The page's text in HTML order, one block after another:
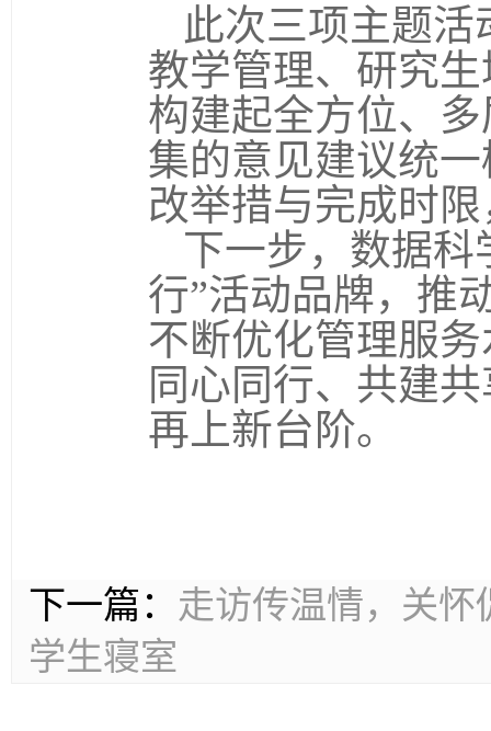
此次三项主题
教学管理、研究
构建起全方位、
集的意见建议统
改举措与完成时
下一步，数据科
行”活动品牌，推
不断优化管理服
同心同行、共建
再上新台阶。
下一篇： 走访传温情，关
学生寝室